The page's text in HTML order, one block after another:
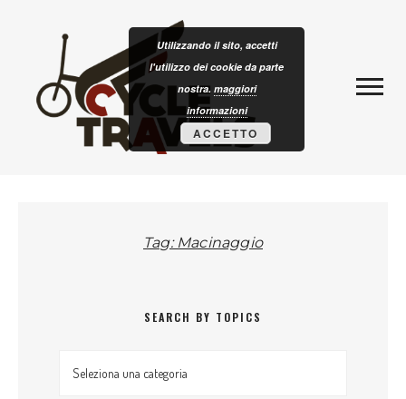
Tag: Macinaggio
SEARCH BY TOPICS
Search by topics
Utilizzando il sito, accetti
l'utilizzo dei cookie da parte
nostra. maggiori
informazioni
ACCETTO